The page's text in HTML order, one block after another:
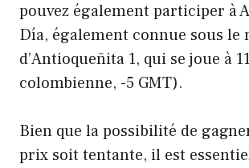
pouvez également participer à
Día, également connue sous le
d’Antioqueñita 1, qui se joue à
colombienne, -5 GMT).
Bien que la possibilité de
prix soit tentante, il est